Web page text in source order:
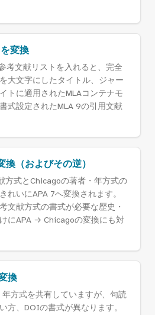
変換
考文献リストを入れると、完全
大文字にしたタイトル、ジャー
トに適用されたMLAコンテナモ
式設定されたMLA 9の引用文献
換（およびその逆）
方式とChicagoの著者・年方式の
れいにAPA 7へ変換されます。
文献方式の書式が必要な歴史・
にAPA → Chicagoの変換にも対
換
方式を共有していますが、句読
方、DOIの書式が異なります。